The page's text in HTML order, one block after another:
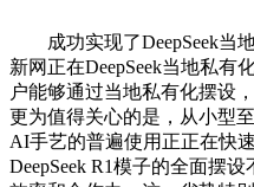
成功实现了DeepSeek当
新网正在DeepSeek当地私有
户能够通过当地私有化摆设
更为值得关心的是，从小型
AI手艺的普遍使用正正在快
DeepSeek R1模子的全面摆